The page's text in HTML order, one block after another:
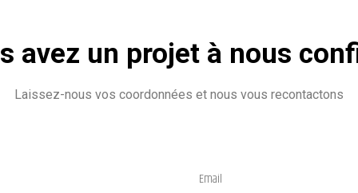
avez un projet à nous
Laissez-nous vos coordonnées et nous vous recontactons